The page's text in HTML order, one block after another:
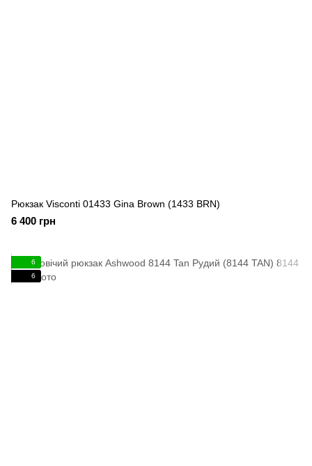
Рюкзак Visconti 01433 Gina Brown (1433 BRN)
6 400 грн
6
6